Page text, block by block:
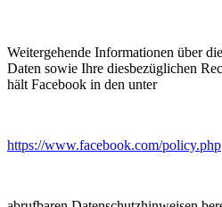
Weitergehende Informationen über
Daten sowie Ihre diesbezüglichen
hält Facebook in den unter
https://www.facebook.com/policy.php